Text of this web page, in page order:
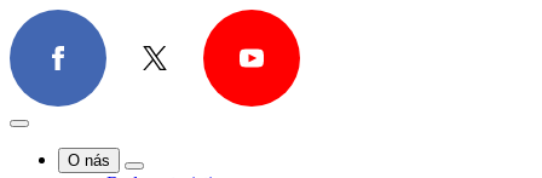
O nás
O nás
Redemptoristi
(Kongregácia,